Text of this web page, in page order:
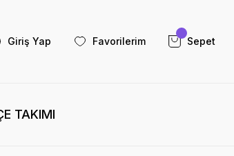
Giriş Yap Favorilerim Sepet
TAKIMI